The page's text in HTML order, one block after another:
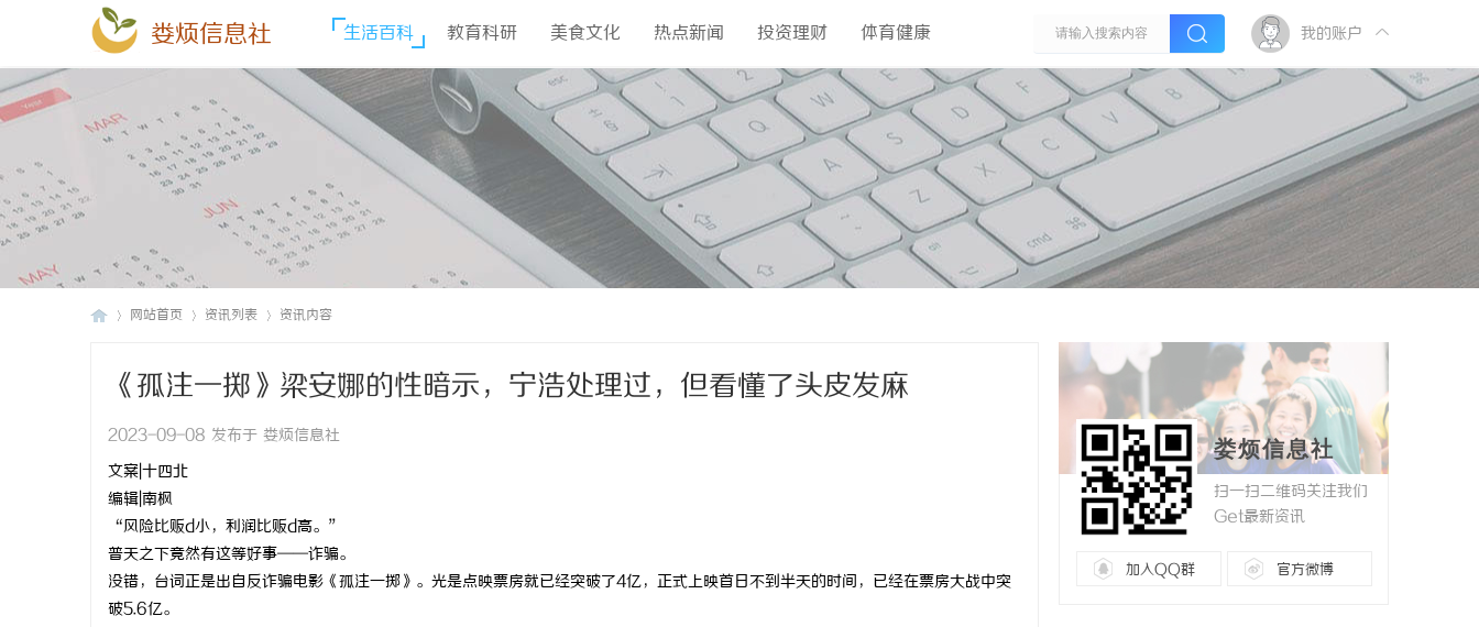
娄烦信息社 生活百科 教育科研 美食文化 热点新闻 投资理财 体育健康 我的账户
网站首页 资讯列表 资讯内容
《孤注一掷》梁安娜的性暗示，宁浩处理过，但看懂了头皮发麻
2023-09-08 发布于 娄烦信息社
文案|十四北
编辑|南枫
“风险比贩d小，利润比贩d高。”
普天之下竟然有这等好事——诈骗。
没错，台词正是出自反诈骗电影《孤注一掷》。光是点映票房就已经突破了4亿，正式上映首日不到半天的时间，已经在票房大战中突
破5.6亿。
娄烦信息社
扫一扫二维码关注我们
Get最新资讯
加入QQ群 官方微博